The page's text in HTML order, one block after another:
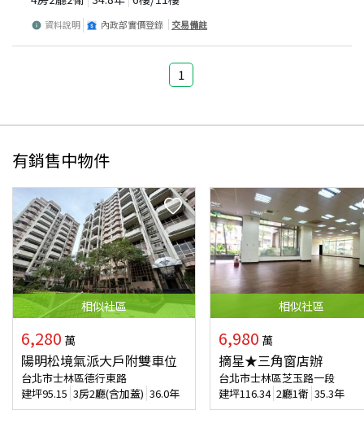
資料說明 內政部實價登錄 交易備註
1
有銷售中物件
相似社區
6,280 萬
陽明松境氣派大戶附雙車位
台北市士林區德行東路
建坪95.15 3房2廳(含加蓋) 36.0年
相似社區
6,980 萬
摘星★三角窗店辦
台北市士林區芝玉路一段
建坪116.34 2廳1衛 35.3年